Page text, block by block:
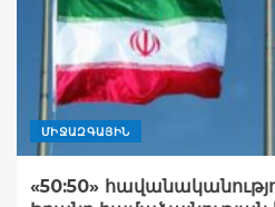
ՄԻՋԱԶԳԱՅԻՆ
«50:50»